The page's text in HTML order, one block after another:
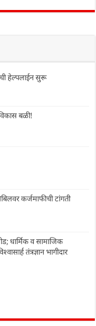
हेल्पलाईन सुरू
बळी!
कर्जमाफीची टांगती
धार्मिक व सामाजिक
तंत्रज्ञान भागीदार